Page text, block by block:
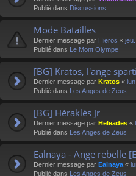
Publié dans Discussions
Mode Batailles
Dernier message par Hieros «
Publié dans Le Mont Olympe
[BG] Kratos, l'ange
Dernier message par Kratos «
Publié dans Les Anges de Zeus
[BG] Héraklès Jr
Dernier message par Heleades «
Publié dans Les Anges de Zeus
Ealnaya - Ange rebelle
Dernier message par Ealnaya «
Publié dans Les Anges de Zeus